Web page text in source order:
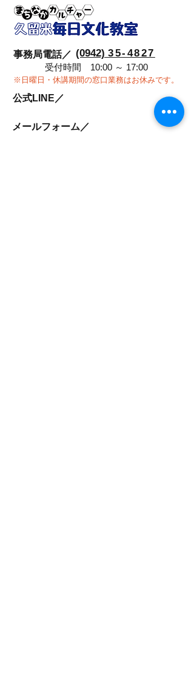
事務局電話／ (0942) 35-4827
受付時間 10:00 ～ 17:00
※日曜日・休講期間の窓口業務はお休みです。
公式LINE／
メールフォーム／